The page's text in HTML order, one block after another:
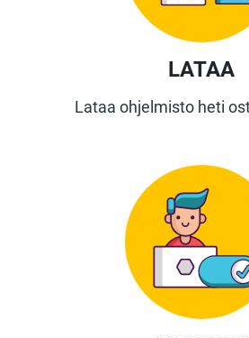
LATAA
Lataa ohjelmisto heti